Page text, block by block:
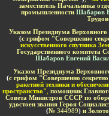
заместитель Начальника
промышленности Шабаров
Указом Президиума
(с грифом "Совершенно
искусственного спутника
Государственного комитета
Шабаров Евгений
Указом Президиума
(с грифом "Совершенно
ракетной техники и
пространство"
помощник
Совета Министров СССР по
удостоен звания Героя
(№ 344989) и